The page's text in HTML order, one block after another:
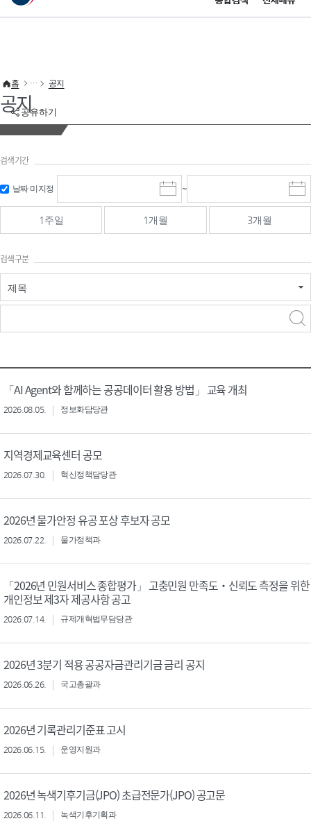
이 누리집은 대한민국 공식 전자정부 누리집입니다.
공유하기
홈 공지
공지
검색기간
날짜 미지정
시
작
일
선
~
종
료
선
1주일 1개월 3개월
검색구분
제목
「AI Agent와 함께하는 공공데이터 활용 방법」 교육 개최
2026.08.05. 정보화담당관
지역경제교육센터 공모
2026.07.30. 혁신정책담당관
2026년 물가안정 유공 포상 후보자 공모
2026.07.22. 물가정책과
「2026년 민원서비스 종합평가」 고충민원 만족도‧신뢰도 측정을 위한
개인정보 제3자 제공사항 공고
2026.07.14. 규제개혁법무담당관
2026년 3분기 적용 공공자금관리기금 금리 공지
2026.06.26. 국고총괄과
2026년 기록관리기준표 고시
2026.06.15. 운영지원과
2026년 녹색기후기금(JPO) 초급전문가(JPO) 공고문
2026.06.11. 녹색기후기획과